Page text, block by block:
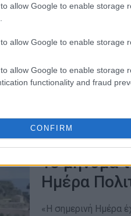
allow Google to enable storage
allow Google to enable storage
allow Google to enable storage
functionality and fraud
CONFIRM
Δένδιας
Αντίδραση του
Ερντογάν να
18 ΑΠΡΙΛΊΟΥ 2020/
Το μήνυμα
Ημέρα
«Η σημερινή Ημέρα